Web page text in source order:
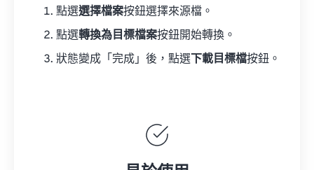
點選選擇檔案按鈕選擇來源檔。
點選轉換為目標檔案按鈕開始轉換。
狀態變成「完成」後，點選 下載目標檔按鈕。